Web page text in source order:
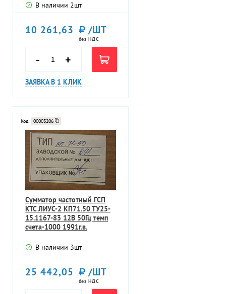
В наличии 2шт
10 261,63 /ШТ
без НДС
- +
ЗАЯВКА В 1 КЛИК
Код: 00003206
Сумматор частотный ГСП
КТС ЛИУС-2 КП71.50 ТУ25-
15.1167-83 12В 50Гц темп
счета-1000 1991г.в.
В наличии 3шт
25 442,05 /ШТ
без НДС